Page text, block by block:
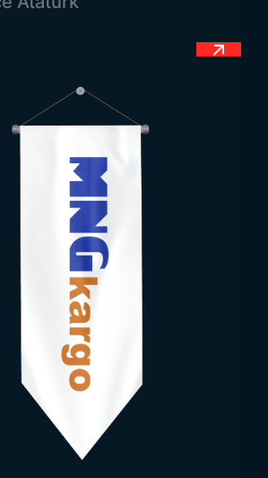
qui peuvent varier selon
le drapeau turc peut être
également être produit selon
d’Utilisation du
du Turkménistan
la force la plus noble d’une
est toujours précieuse et
du Turkménistan est utilisé
d’événements et de
Il convient pour les célébrations,
défilés, événements,
publicités et toutes